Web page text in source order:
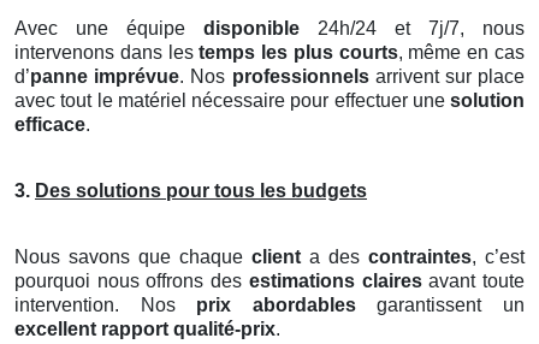
Avec une équipe disponible 24h/24 et 7j/7, nous
intervenons dans lestemps les plus courts, même en cas
d’panne imprévue. Nos professionnelsarrivent sur place
avec tout le matériel nécessaire pour effectuer une solution
efficace.
3. Des solutions pour tous les budgets
Nous savons que chaque client a des contraintes, c’est
pourquoi nous offrons des estimations clairesavant toute
intervention. Nos prix abordablesgarantissent un
excellent rapport qualité-prix.